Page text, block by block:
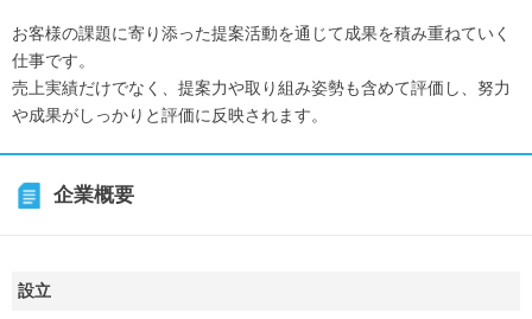
お客様の課題に寄り添った提案活動を通じて成果を積み重ねていく
仕事です。
売上実績だけでなく、提案力や取り組み姿勢も含めて評価し、努力
や成果がしっかりと評価に反映されます。
企業概要
設立